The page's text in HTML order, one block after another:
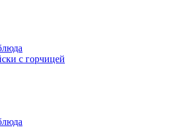
с горчицей